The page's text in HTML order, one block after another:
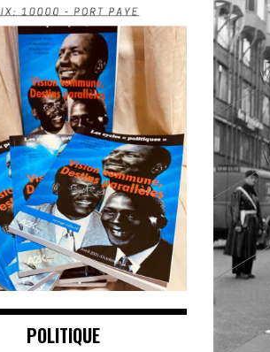
POLITIQUE